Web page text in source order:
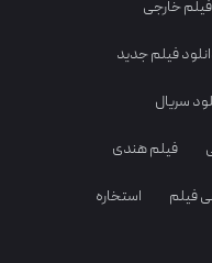
خارجی
فیلم جدید
سریال
فیلم هندی
فیلم استخاره